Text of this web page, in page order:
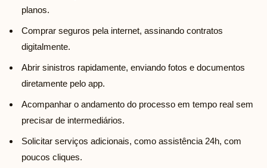
planos.
Comprar seguros pela internet, assinando contratos
digitalmente.
Abrir sinistros rapidamente, enviando fotos e documentos
diretamente pelo app.
Acompanhar o andamento do processo em tempo real sem
precisar de intermediários.
Solicitar serviços adicionais, como assistência 24h, com
poucos cliques.